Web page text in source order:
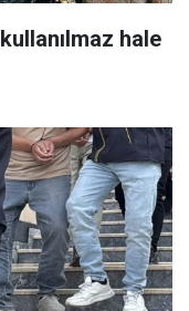
hale